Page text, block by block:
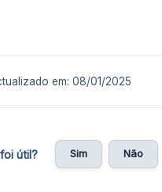
em: 08/01/2025
útil? Sim Não